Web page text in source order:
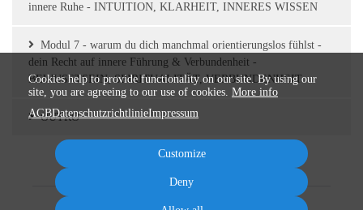
innere Ruhe - INTUITION, KLARHEIT, INNERES WISSEN
Modul 7 - warum du dich manchmal orientierungslos fühlst -
dein Recht auf innere Führung & Verbundenheit -
BEWUSSTSEIN, SPIRITUALITÄT, VERBUNDENHEIT
OUTRO
Cookies help to provide functionality on our site. By using our
site, you are agreeing to our use of cookies. More info
AGBDatenschutzrichtlinieImpressum
Customize
Deny